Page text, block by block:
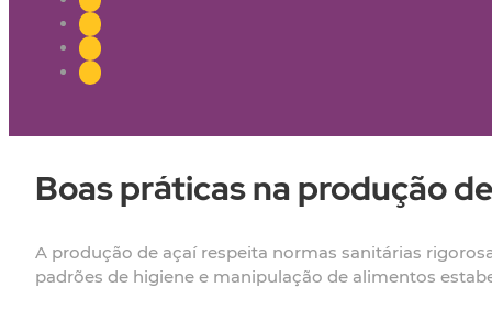
Boas práticas na produção
A produção de açaí respeita normas sanitárias
padrões de higiene e manipulação de alimentos